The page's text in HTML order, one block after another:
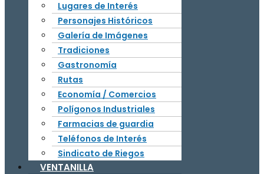
Lugares de Interés
Personajes Históricos
Galería de Imágenes
Tradiciones
Gastronomía
Rutas
Economía / Comercios
Polígonos Industriales
Farmacias de guardia
Teléfonos de Interés
Sindicato de Riegos
VENTANILLA